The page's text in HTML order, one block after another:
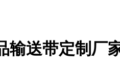
输送带定制厂